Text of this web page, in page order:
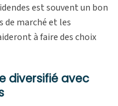
est souvent un bon
de marché et les
à faire des choix
diversifié avec